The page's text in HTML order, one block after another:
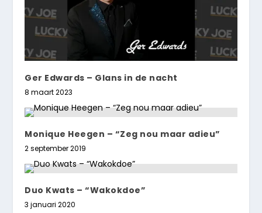
Ger Edwards – Glans in de nacht
8 maart 2023
Monique Heegen – “Zeg nou maar adieu”
2 september 2019
Duo Kwats – “Wakokdoe”
3 januari 2020